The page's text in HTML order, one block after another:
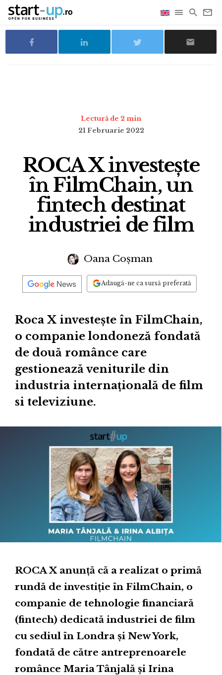
Lectură de 2 min
21 Februarie 2022
ROCA X investește
în FilmChain, un
fintech destinat
industriei de film
Oana Coșman
Adaugă-ne ca sursă preferată
Roca X investește în FilmChain,
o companie londoneză fondată
de două românce care
gestionează veniturile din
industria internațională de film
si televiziune.
ROCA X anunță că a realizat o primă
rundă de investiție în FilmChain, o
companie de tehnologie financiară
(fintech) dedicată industriei de film
cu sediul în Londra și New York,
fondată de către antreprenoarele
românce Maria Tânjală și Irina